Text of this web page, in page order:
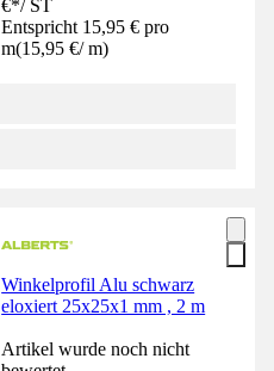
€*/ ST
Entspricht 15,95 € pro
m(15,95 €/ m)
Winkelprofil Alu schwarz
eloxiert 25x25x1 mm , 2 m
Artikel wurde noch nicht